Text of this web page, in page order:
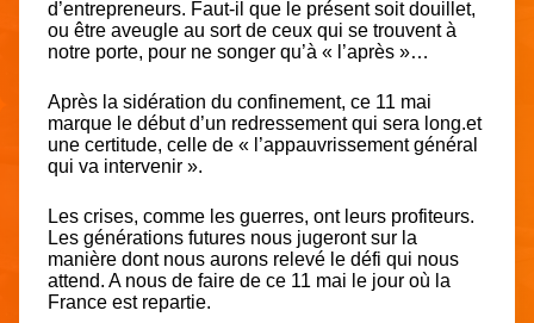
d’entrepreneurs. Faut-il que le présent soit douillet,
ou être aveugle au sort de ceux qui se trouvent à
notre porte, pour ne songer qu’à « l’après »…
Après la sidération du confinement, ce 11 mai
marque le début d’un redressement qui sera long.et
une certitude, celle de « l’appauvrissement général
qui va intervenir ».
Les crises, comme les guerres, ont leurs profiteurs.
Les générations futures nous jugeront sur la
manière dont nous aurons relevé le défi qui nous
attend. A nous de faire de ce 11 mai le jour où la
France est repartie.